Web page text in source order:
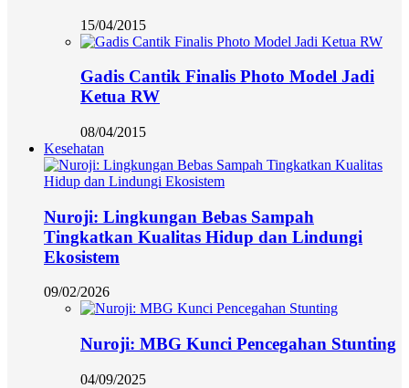
15/04/2015
Gadis Cantik Finalis Photo Model Jadi
Ketua RW
08/04/2015
Kesehatan
Nuroji: Lingkungan Bebas Sampah
Tingkatkan Kualitas Hidup dan Lindungi
Ekosistem
09/02/2026
Nuroji: MBG Kunci Pencegahan Stunting
04/09/2025